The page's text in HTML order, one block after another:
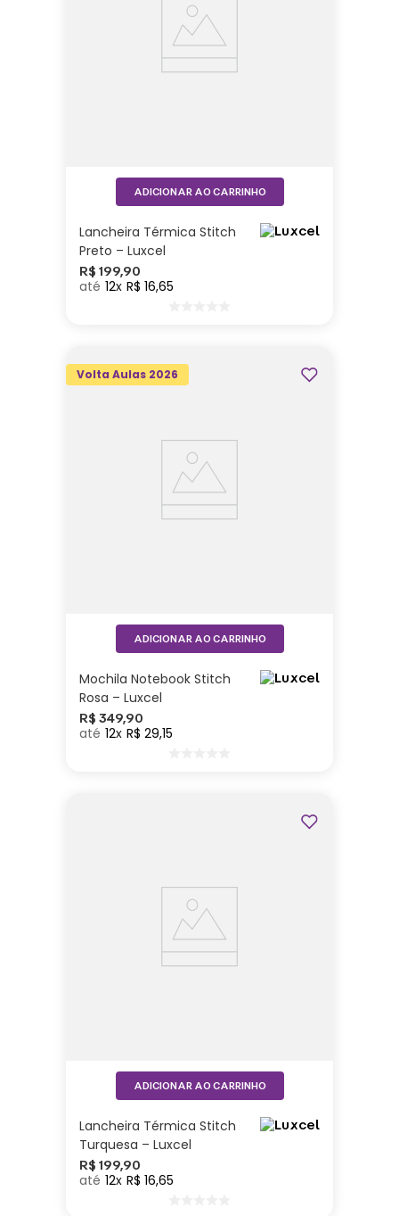
Lancheira Térmica Stitch
Preto – Luxcel
R$ 199,90
12 R$ 16,65
ADICIONAR AO CARRINHO
Volta Aulas 2026
Mochila Notebook Stitch
Rosa – Luxcel
R$ 349,90
12 R$ 29,15
ADICIONAR AO CARRINHO
Lancheira Térmica Stitch
Turquesa – Luxcel
R$ 199,90
12 R$ 16,65
ADICIONAR AO CARRINHO